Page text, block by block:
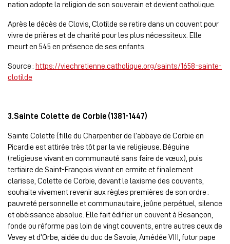
nation adopte la religion de son souverain et devient catholique.
Après le décès de Clovis, Clotilde se retire dans un couvent pour
vivre de prières et de charité pour les plus nécessiteux. Elle
meurt en 545 en présence de ses enfants.
Source : https://viechretienne.catholique.org/saints/1658-sainte-
clotilde
3.Sainte Colette de Corbie (1381-1447)
Sainte Colette (fille du Charpentier de l’abbaye de Corbie en
Picardie est attirée très tôt par la vie religieuse. Béguine
(religieuse vivant en communauté sans faire de vœux), puis
tertiaire de Saint-François vivant en ermite et finalement
clarisse, Colette de Corbie, devant le laxisme des couvents,
souhaite vivement revenir aux règles premières de son ordre :
pauvreté personnelle et communautaire, jeûne perpétuel, silence
et obéissance absolue. Elle fait édifier un couvent à Besançon,
fonde ou réforme pas loin de vingt couvents, entre autres ceux de
Vevey et d’Orbe, aidée du duc de Savoie, Amédée VIII, futur pape